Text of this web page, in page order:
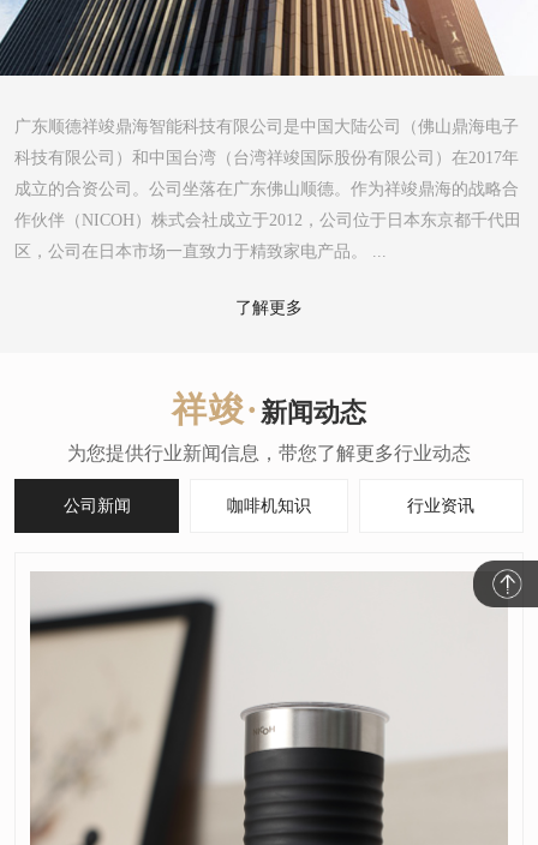
广东顺德祥竣鼎海智能科技有限公司是中国大陆公司（佛山鼎海电子
科技有限公司）和中国台湾（台湾祥竣国际股份有限公司）在2017年
成立的合资公司。公司坐落在广东佛山顺德。作为祥竣鼎海的战略合
作伙伴（NICOH）株式会社成立于2012，公司位于日本东京都千代田
区，公司在日本市场一直致力于精致家电产品。 ...
了解更多
新闻动态
公司新闻 咖啡机知识 行业资讯